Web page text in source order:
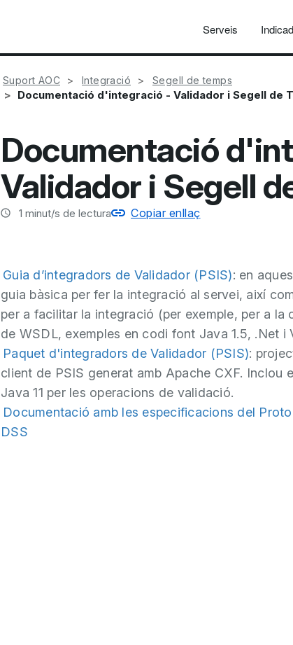
Serveis
Suport AOC Integració Segell de temps
Documentació d'integració - Validador i Segell de
Documentació
Validador i Segell
1 minut/s de lectura Copiar enllaç
Guia d’integradors de Validador (PSIS): en
guia bàsica per fer la integració al servei, així
per a facilitar la integració (per exemple, per a la
de WSDL, exemples en codi font Java 1.5, .Net i
Paquet d'integradors de Validador (PSIS):
client de PSIS generat amb Apache CXF. Inclou
Java 11 per les operacions de validació.
Documentació amb les especificacions del
DSS